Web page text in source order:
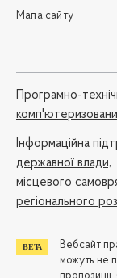
Мапа сайту
Програмно-
Iнформаційна
державної влади,
місцевого
регіонального
Вебсайт
можуть не